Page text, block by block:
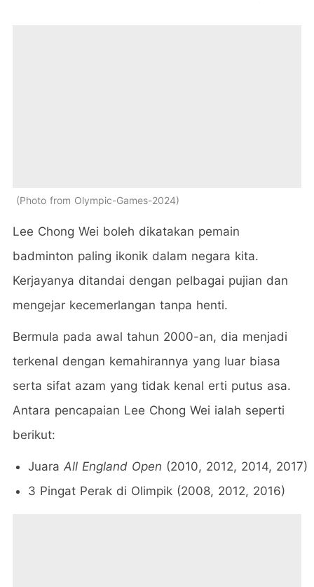
Photo from Olympic-Games-2024
Lee Chong Wei boleh dikatakan pemain
badminton paling ikonik dalam negara kita.
Kerjayanya ditandai dengan pelbagai pujian dan
mengejar kecemerlangan tanpa henti.
Bermula pada awal tahun 2000-an, dia menjadi
terkenal dengan kemahirannya yang luar biasa
serta sifat azam yang tidak kenal erti putus asa.
Antara pencapaian Lee Chong Wei ialah seperti
berikut:
Juara All England Open (2010, 2012, 2014, 2017)
3 Pingat Perak di Olimpik (2008, 2012, 2016)